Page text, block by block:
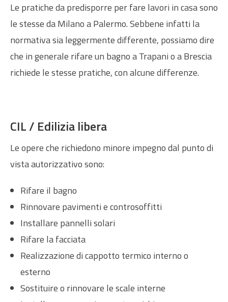
Le pratiche da predisporre per fare lavori in casa sono
le stesse da Milano a Palermo. Sebbene infatti la
normativa sia leggermente differente, possiamo dire
che in generale rifare un bagno a Trapani o a Brescia
richiede le stesse pratiche, con alcune differenze.
CIL / Edilizia libera
Le opere che richiedono minore impegno dal punto di
vista autorizzativo sono:
Rifare il bagno
Rinnovare pavimenti e controsoffitti
Installare pannelli solari
Rifare la facciata
Realizzazione di cappotto termico interno o
esterno
Sostituire o rinnovare le scale interne